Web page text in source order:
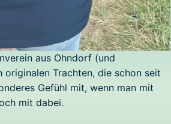
aus Ohndorf (und
originalen Trachten, die schon seit
Gefühl mit, wenn man mit
mit dabei.